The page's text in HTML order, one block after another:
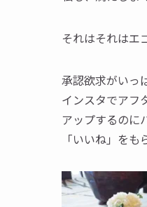
それはそれはエ
承認欲求がいっ
インスタでアフ
アップするのに
「いいね」を